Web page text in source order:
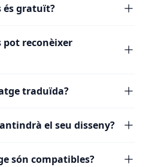
és gratuït?
pot reconèixer
traduïda?
el seu disseny?
són compatibles?